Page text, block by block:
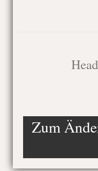
Zum